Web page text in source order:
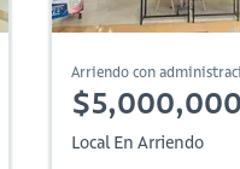
Arriendo con
$5,000,000
Local En Arriendo